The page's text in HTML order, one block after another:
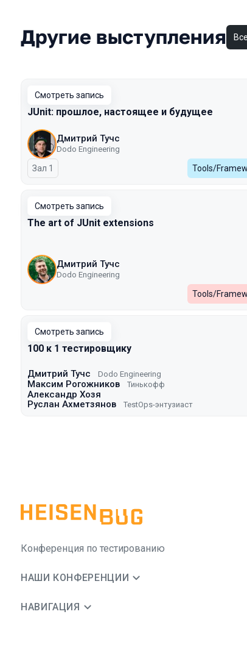
Другие выступления Все
Смотреть запись
JUnit: прошлое, настоящее и будущее
Дмитрий Тучс
Dodo Engineering
Зал 1 Tools/
Смотреть запись
The art of JUnit extensions
Дмитрий Тучс
Dodo Engineering
Tools/
Смотреть запись
100 к 1 тестировщику
Дмитрий Тучс Dodo Engineering
Максим Рогожников Тинькофф
Александр Хозя
Руслан Ахметзянов
TestOps-энтузиаст
Конференция по тестированию
НАШИ КОНФЕРЕНЦИИ
НАВИГАЦИЯ